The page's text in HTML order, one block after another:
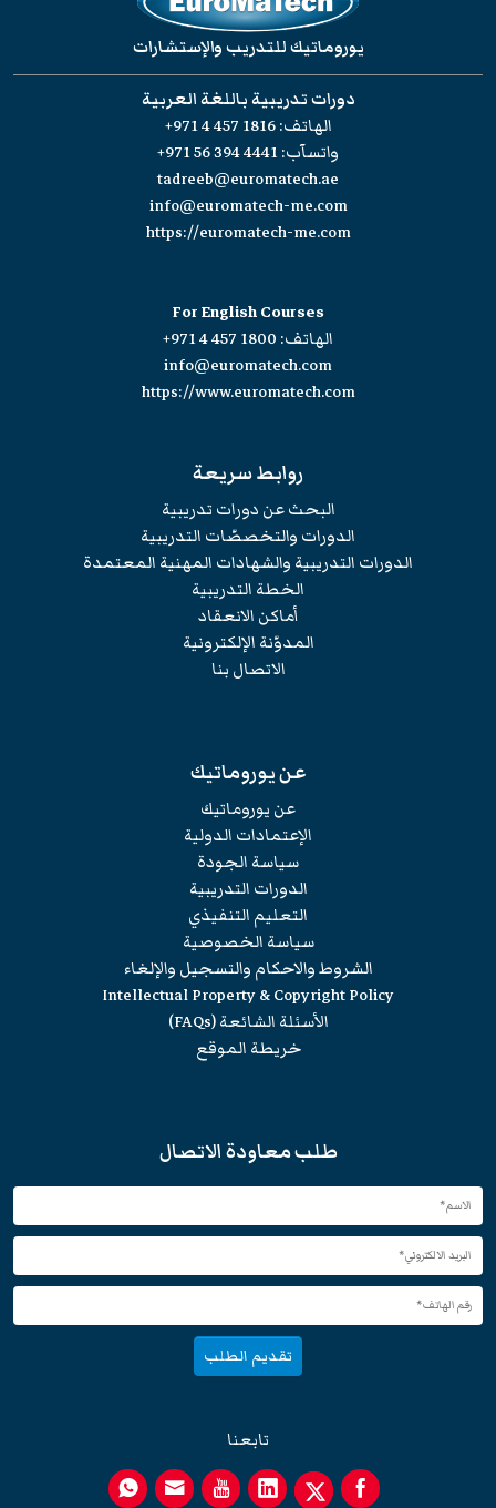
يوروماتيك للتدريب والإستشارات
دورات تدريبية باللغة العربية
الهاتف:+971 4 457 1816
واتسآب:+971 56 394 4441
tadreeb@euromatech.ae
info@euromatech-me.com
https://euromatech-me.com
For English Courses
الهاتف: +971 4 457 1800
info@euromatech.com
https://www.euromatech.com
روابط سريعة
البحث عن دورات تدريبية
الدورات والتخصصّات التدريبية
الدورات التدريبية والشهادات المهنية المعتمدة
الخطة التدريبية
أماكن الانعقاد
المدوّنة الإلكترونية
الاتصال بنا
عن يوروماتيك
عن يوروماتيك
الإعتمادات الدولية
سياسة الجودة
الدورات التدريبية
التعليم التنفيذي
سياسة الخصوصية
الشروط والاحكام والتسجيل والإلغاء
Intellectual Property & Copyright Policy
الأسئلة الشائعة (FAQs)
خريطة الموقع
طلب معاودة الاتصال
تقديم الطلب
تابعنا